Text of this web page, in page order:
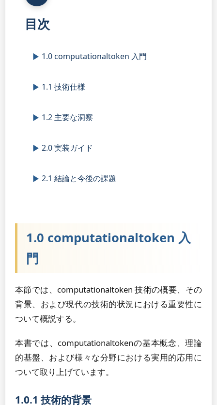
目次
1.0 computationaltoken 入門
1.1 技術仕様
1.2 主要な洞察
2.0 実装ガイド
2.1 結論と今後の課題
1.0 computationaltoken 入
門
本節では、computationaltoken 技術の概要、その
背景、および現代の技術的状況における重要性に
ついて概説する。
本書では、computationaltokenの基本概念、理論
的基盤、および様々な分野における実用的応用に
ついて取り上げています。
1.0.1 技術的背景